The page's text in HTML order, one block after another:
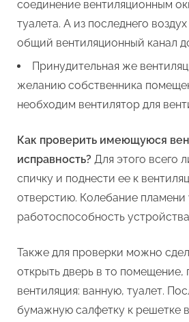
соединение вентиляционным
туалета. А из последнего
общий вентиляционный канал
Принудительная же
желанию собственника
необходим вентилятор для
Как проверить имеющуюся
исправность? Для этого всего
спичку и поднести ее к
отверстию. Колебание пламени
работоспособность
Также для проверки можно
открыть дверь в то помещение,
вентиляция: ванную, туалет.
бумажную салфетку к решетке